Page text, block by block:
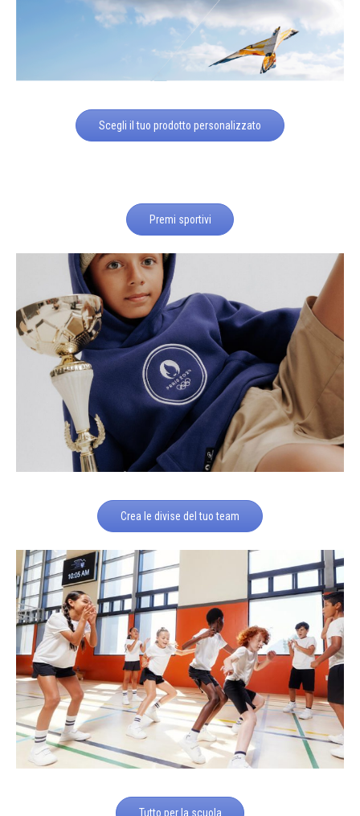
Scegli il tuo prodotto personalizzato
Premi sportivi
Crea le divise del tuo team
Tutto per la scuola